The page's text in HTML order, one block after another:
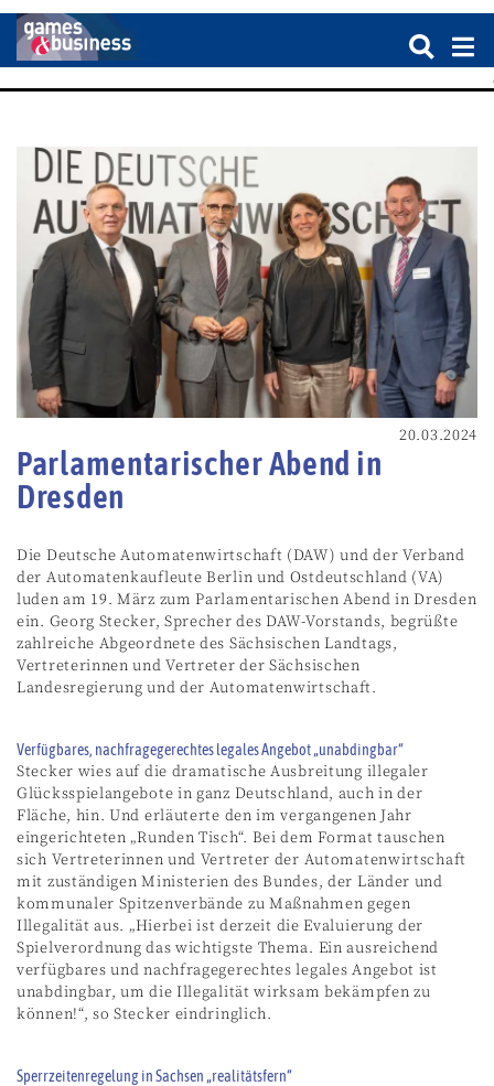
20.03.2024
Parlamentarischer Abend in
Dresden
Die Deutsche Automatenwirtschaft (DAW) und der Verband
der Automatenkaufleute Berlin und Ostdeutschland (VA)
luden am 19. März zum Parlamentarischen Abend in Dresden
ein. Georg Stecker, Sprecher des DAW-Vorstands, begrüßte
zahlreiche Abgeordnete des Sächsischen Landtags,
Vertreterinnen und Vertreter der Sächsischen
Landesregierung und der Automatenwirtschaft.
Verfügbares, nachfragegerechtes legales Angebot „unabdingbar“
Stecker wies auf die dramatische Ausbreitung illegaler
Glücksspielangebote in ganz Deutschland, auch in der
Fläche, hin. Und erläuterte den im vergangenen Jahr
eingerichteten „Runden Tisch“. Bei dem Format tauschen
sich Vertreterinnen und Vertreter der Automatenwirtschaft
mit zuständigen Ministerien des Bundes, der Länder und
kommunaler Spitzenverbände zu Maßnahmen gegen
Illegalität aus. „Hierbei ist derzeit die Evaluierung der
Spielverordnung das wichtigste Thema. Ein ausreichend
verfügbares und nachfragegerechtes legales Angebot ist
unabdingbar, um die Illegalität wirksam bekämpfen zu
können!“, so Stecker eindringlich.
Sperrzeitenregelung in Sachsen „realitätsfern“